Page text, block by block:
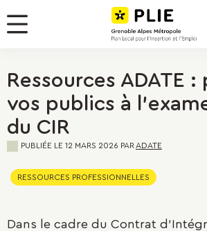
Panneau de gestion des cookies
Menu
Ressources ADATE
vos publics à
du CIR
PUBLIÉE LE 12 MARS 2026 PAR ADATE
RESSOURCES PROFESSIONNELLES
Dans le cadre du Contrat